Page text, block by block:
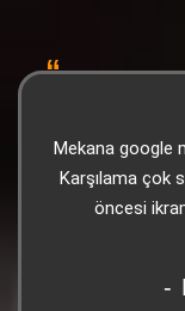
Mekana google
Karşılama çok
öncesi
tatlı (yine
güleryüzlü ve -